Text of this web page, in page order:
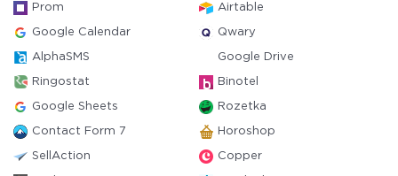
Prom Airtable
Google Calendar Qwary
AlphaSMS Google Drive
Ringostat Binotel
Google Sheets Rozetka
Contact Form 7 Horoshop
SellAction Copper